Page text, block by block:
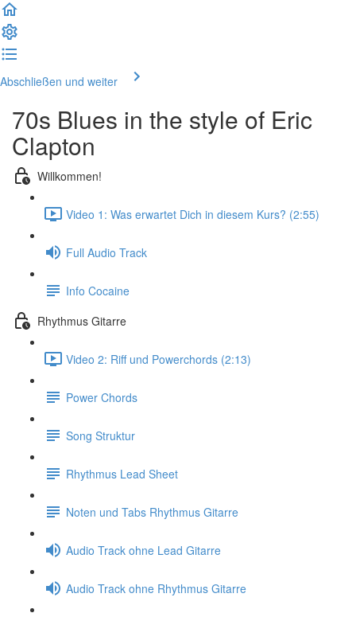
Abschließen und weiter
70s Blues in the style of Eric
Clapton
Willkommen!
Video 1: Was erwartet Dich in diesem Kurs? (2:55)
Full Audio Track
Info Cocaine
Rhythmus Gitarre
Video 2: Riff und Powerchords (2:13)
Power Chords
Song Struktur
Rhythmus Lead Sheet
Noten und Tabs Rhythmus Gitarre
Audio Track ohne Lead Gitarre
Audio Track ohne Rhythmus Gitarre